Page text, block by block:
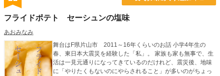
フライドポテト セーシュンの塩味
あおみなみ
舞台はF県片山市 2011～16年くらいのお話 小学4年生の
春、東日本大震災を経験した「私」。 家族も家も無事で、生
活は一見元通りになってきているのだけれど、震災後、地味
に「やりたくもないのにやらされること」が多いのがちょっ